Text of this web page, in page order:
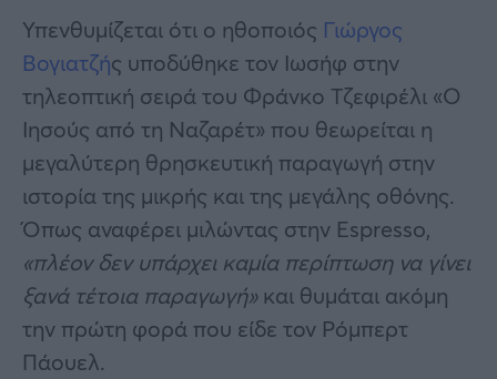
Υπενθυμίζεται ότι ο ηθοποιός Γιώργος
Βογιατζής υποδύθηκε τον Ιωσήφ στην
τηλεοπτική σειρά του Φράνκο Τζεφιρέλι «Ο
Ιησούς από τη Ναζαρέτ» που θεωρείται η
μεγαλύτερη θρησκευτική παραγωγή στην
ιστορία της μικρής και της μεγάλης οθόνης.
Όπως αναφέρει μιλώντας στην Espresso,
«πλέον δεν υπάρχει καμία περίπτωση να γίνει
ξανά τέτοια παραγωγή»και θυμάται ακόμη
την πρώτη φορά που είδε τον Ρόμπερτ
Πάουελ.